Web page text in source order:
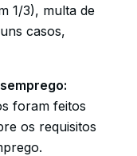
1/3), multa de
casos,
foram feitos
os requisitos